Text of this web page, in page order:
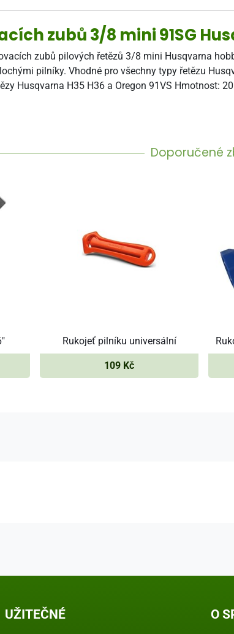
zubů 3/8 mini 91SG
zubů pilových řetězů 3/8 mini Husqvarna
pilníky. Vhodné pro všechny typy řetězu
Husqvarna H35 H36 a Oregon 91VS Hmotnost:
Doporučené
Rukojeť pilníku universální
109 Kč
Česko s.r.o. - Kontaktní údaje
UŽITEČNÉ O